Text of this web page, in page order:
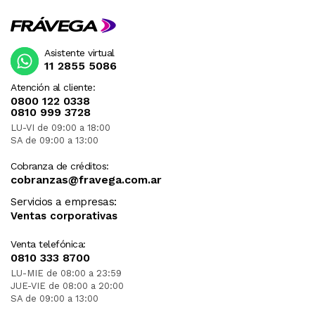
Atención al cliente:
0800 122 0338
0810 999 3728
LU-VI de 09:00 a 18:00
SA de 09:00 a 13:00
Cobranza de créditos:
cobranzas@fravega.com.ar
Servicios a empresas:
Ventas corporativas
Venta telefónica:
0810 333 8700
LU-MIE de 08:00 a 23:59
JUE-VIE de 08:00 a 20:00
SA de 09:00 a 13:00
Asistente virtual
11 2855 5086